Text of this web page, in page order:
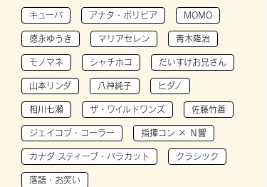
キューバ アナタ・ボリビア MOMO
徳永ゆうき マリアセレン 青木隆治
モノマネ シャチホコ だいすけお兄さん
山本リンダ 八神純子 ヒダノ
相川七瀬 ザ・ワイルドワンズ 佐藤竹善
ジェイコブ・コーラー 指揮コン × Ｎ響
カナダ スティーブ・バラカット クラシック
落語・お笑い